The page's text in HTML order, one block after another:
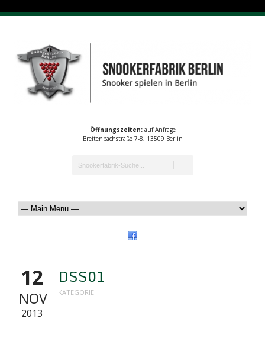
Öffnungszeiten:auf Anfrage
Breitenbachstraße 7-8, 13509 Berlin
12
NOV
2013
DSS01
KATEGORIE: